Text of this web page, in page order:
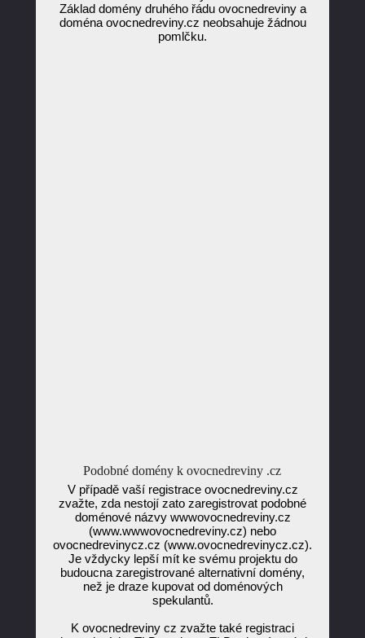
Základ domény druhého řádu ovocnedreviny a
doména ovocnedreviny.cz neobsahuje žádnou
pomlčku.
Podobné domény k ovocnedreviny .cz
V případě vaší registrace ovocnedreviny.cz
zvažte, zda nestojí zato zaregistrovat podobné
doménové názvy wwwovocnedreviny.cz
(www.wwwovocnedreviny.cz) nebo
ovocnedrevinycz.cz (www.ovocnedrevinycz.cz).
Je vždycky lepší mít ke svému projektu do
budoucna zaregistrované alternativní domény,
než je draze kupovat od doménových
spekulantů.
K ovocnedreviny cz zvažte také registraci